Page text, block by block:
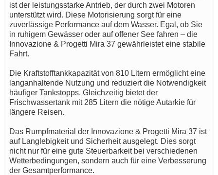
ist der leistungsstarke Antrieb, der durch zwei Motoren
unterstützt wird. Diese Motorisierung sorgt für eine
zuverlässige Performance auf dem Wasser. Egal, ob Sie
in ruhigem Gewässer oder auf offener See fahren – die
Innovazione & Progetti Mira 37 gewährleistet eine stabile
Fahrt.
Die Kraftstofftankkapazität von 810 Litern ermöglicht eine
langanhaltende Nutzung und reduziert die Notwendigkeit
häufiger Tankstopps. Gleichzeitig bietet der
Frischwassertank mit 285 Litern die nötige Autarkie für
längere Reisen.
Das Rumpfmaterial der Innovazione & Progetti Mira 37 ist
auf Langlebigkeit und Sicherheit ausgelegt. Dies sorgt
nicht nur für eine gute Steuerbarkeit bei verschiedenen
Wetterbedingungen, sondern auch für eine Verbesserung
der Gesamtperformance.